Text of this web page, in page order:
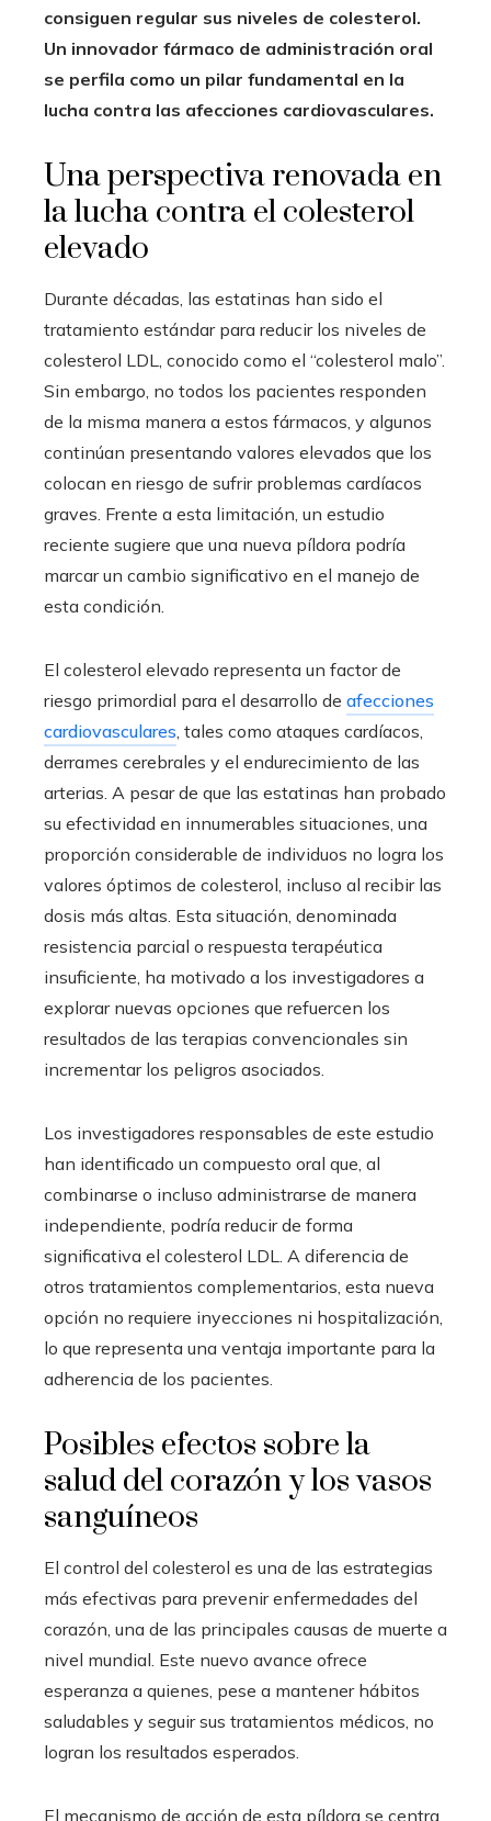
consiguen regular sus niveles de colesterol.
Un innovador fármaco de administración oral
se perfila como un pilar fundamental en la
lucha contra las afecciones cardiovasculares.
Una perspectiva renovada en
la lucha contra el colesterol
elevado
Durante décadas, las estatinas han sido el
tratamiento estándar para reducir los niveles de
colesterol LDL, conocido como el “colesterol malo”.
Sin embargo, no todos los pacientes responden
de la misma manera a estos fármacos, y algunos
continúan presentando valores elevados que los
colocan en riesgo de sufrir problemas cardíacos
graves. Frente a esta limitación, un estudio
reciente sugiere que una nueva píldora podría
marcar un cambio significativo en el manejo de
esta condición.
El colesterol elevado representa un factor de
riesgo primordial para el desarrollo de afecciones
cardiovasculares, tales como ataques cardíacos,
derrames cerebrales y el endurecimiento de las
arterias. A pesar de que las estatinas han probado
su efectividad en innumerables situaciones, una
proporción considerable de individuos no logra los
valores óptimos de colesterol, incluso al recibir las
dosis más altas. Esta situación, denominada
resistencia parcial o respuesta terapéutica
insuficiente, ha motivado a los investigadores a
explorar nuevas opciones que refuercen los
resultados de las terapias convencionales sin
incrementar los peligros asociados.
Los investigadores responsables de este estudio
han identificado un compuesto oral que, al
combinarse o incluso administrarse de manera
independiente, podría reducir de forma
significativa el colesterol LDL. A diferencia de
otros tratamientos complementarios, esta nueva
opción no requiere inyecciones ni hospitalización,
lo que representa una ventaja importante para la
adherencia de los pacientes.
Posibles efectos sobre la
salud del corazón y los vasos
sanguíneos
El control del colesterol es una de las estrategias
más efectivas para prevenir enfermedades del
corazón, una de las principales causas de muerte a
nivel mundial. Este nuevo avance ofrece
esperanza a quienes, pese a mantener hábitos
saludables y seguir sus tratamientos médicos, no
logran los resultados esperados.
El mecanismo de acción de esta píldora se centra